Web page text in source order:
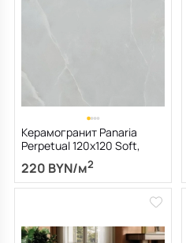
Керамогранит Panaria
Perpetual 120х120 Soft,
Onice Clear, 9 мм
220 BYN/м2